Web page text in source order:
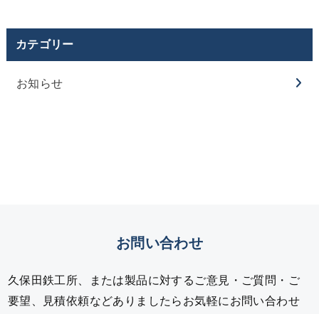
カテゴリー
お知らせ
お問い合わせ
久保田鉄工所、または製品に対するご意見・ご質問・ご
要望、見積依頼などありましたらお気軽にお問い合わせ